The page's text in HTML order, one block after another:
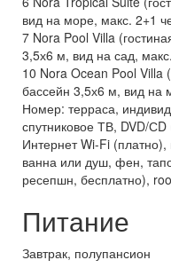
вид на море, макс. 2+1
7 Nora Pool Villa
3,5х6 м, вид на сад,
10 Nora Ocean Pool Villa
бассейн 3,5х6 м, вид на
Номер: терраса,
спутниковое ТВ, DVD/
Интернет Wi-Fi
ванна или душ, фен,
ресепшн, бесплатно),
Питание
Завтрак, полупансион